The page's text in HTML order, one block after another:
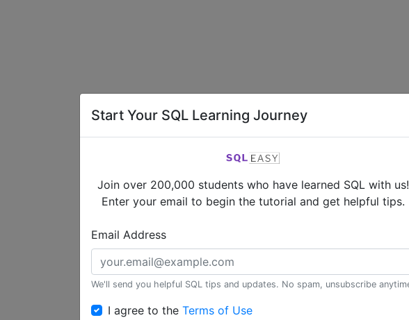
Start Your SQL Learning Journey
Join over 200,000 students who have learned SQL with us!
Enter your email to begin the tutorial and get helpful tips.
Email Address
We'll send you helpful SQL tips and updates. No spam, unsubscribe
I agree to the Terms of Use